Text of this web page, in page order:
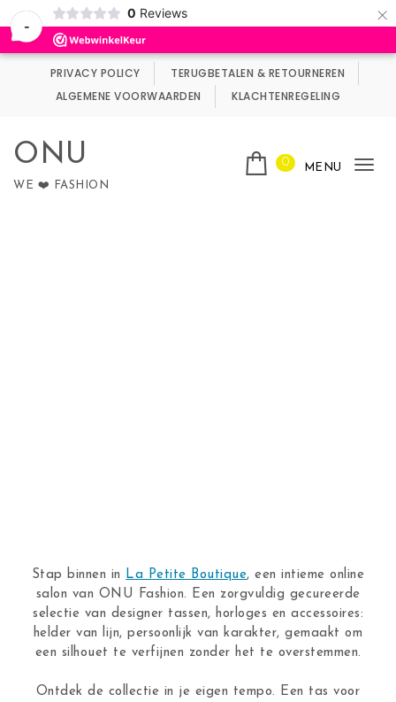
-
0 Reviews ×
Wij maken gebruik van cookies.
PRIVACY POLICY
TERUGBETALEN & RETOURNEREN
ALGEMENE VOORWAARDEN
KLACHTENREGELING
ONU
WE ❤️ FASHION
0 MENU
Stap binnen in La Petite Boutique, een intieme online
salon van ONU Fashion. Een zorgvuldig gecureerde
selectie van designer tassen, horloges en accessoires:
helder van lijn, persoonlijk van karakter, gemaakt om
een silhouet te verfijnen zonder het te overstemmen.
Ontdek de collectie in je eigen tempo. Een tas voor